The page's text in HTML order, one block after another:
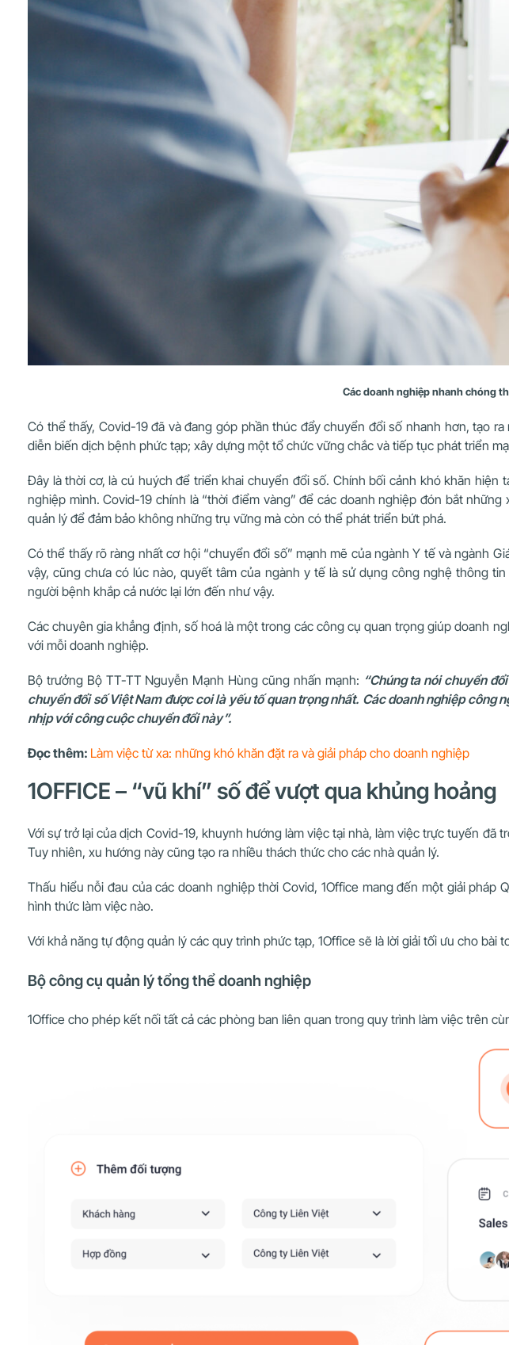
Các doanh nghiệp nhanh chóng
Có thể thấy, Covid-19 đã và đang góp phần thúc đẩy chuyển đổi số nhanh hơn, tạo
diễn biến dịch bệnh phức tạp; xây dựng một tổ chức vững chắc và tiếp tục phát triển
Đây là thời cơ, là cú huých để triển khai chuyển đổi số. Chính bối cảnh khó khăn
nghiệp mình. Covid-19 chính là “thời điểm vàng” để các doanh nghiệp đón bắt
quản lý để đảm bảo không những trụ vững mà còn có thể phát triển bứt phá.
Có thể thấy rõ ràng nhất cơ hội “chuyển đổi số” mạnh mẽ của ngành Y tế và ngành
vậy, cũng chưa có lúc nào, quyết tâm của ngành y tế là sử dụng công nghệ thông
người bệnh khắp cả nước lại lớn đến như vậy.
Các chuyên gia khẳng định, số hoá là một trong các công cụ quan trọng giúp doanh
với mỗi doanh nghiệp.
Bộ trưởng Bộ TT-TT Nguyễn Mạnh Hùng cũng nhấn mạnh: “Chúng ta nói chuyển
chuyển đổi số Việt Nam được coi là yếu tố quan trọng nhất. Các doanh nghiệp
nhịp với công cuộc chuyển đổi này”.
Đọc thêm: Làm việc từ xa: những khó khăn đặt ra và giải pháp cho doanh nghiệp
1OFFICE – “vũ khí” số để vượt qua khủng hoảng
Với sự trở lại của dịch Covid-19, khuynh hướng làm việc tại nhà, làm việc trực tuyến
Tuy nhiên, xu hướng này cũng tạo ra nhiều thách thức cho các nhà quản lý.
Thấu hiểu nỗi đau của các doanh nghiệp thời Covid, 1Office mang đến một giải
hình thức làm việc nào.
Với khả năng tự động quản lý các quy trình phức tạp, 1Office sẽ là lời giải tối ưu cho bài
Bộ công cụ quản lý tổng thể doanh nghiệp
1Office cho phép kết nối tất cả các phòng ban liên quan trong quy trình làm việc trên